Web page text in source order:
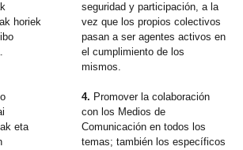
horiek
seguridad y participación, a la
vez que los propios colectivos
pasan a ser agentes activos en
el cumplimiento de los
mismos.
eta
4. Promover la colaboración
con los Medios de
Comunicación en todos los
temas; también los específicos